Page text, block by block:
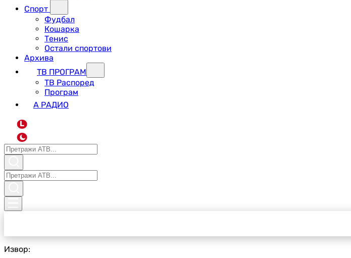
Спорт
Фудбал
Кошарка
Тенис
Остали спортови
Архива
ТВ ПРОГРАМ
ТВ Распоред
Програм
А РАДИО
L
Извор: